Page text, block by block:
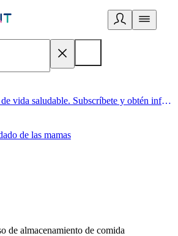
Acá comienza un estilo de vida saludable. Subscríbete y obtén información de primera mano
de las mamas
de almacenamiento de comida